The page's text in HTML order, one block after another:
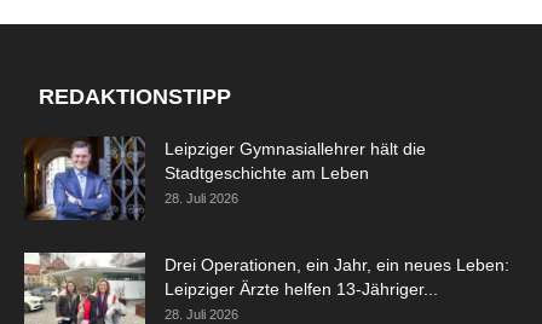
REDAKTIONSTIPP
Leipziger Gymnasiallehrer hält die
Stadtgeschichte am Leben
28. Juli 2026
Drei Operationen, ein Jahr, ein neues Leben:
Leipziger Ärzte helfen 13-Jähriger...
28. Juli 2026